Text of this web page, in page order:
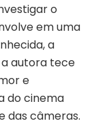
o
em uma
a
autora tece
e
do cinema
das câmeras.